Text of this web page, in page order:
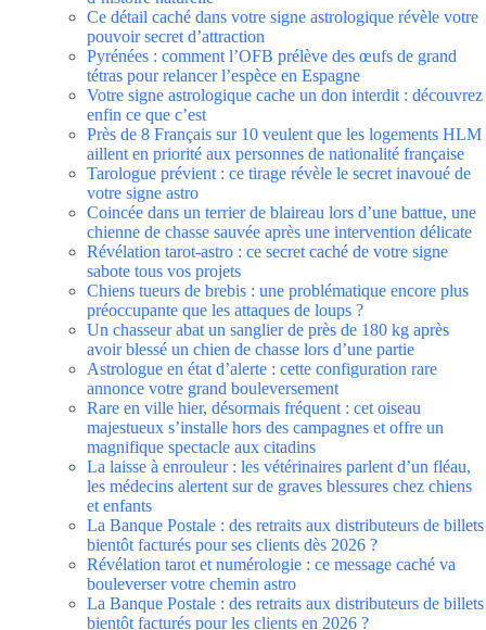
Ce détail caché dans votre signe astrologique révèle votre
pouvoir secret d’attraction
Pyrénées : comment l’OFB prélève des œufs de grand
tétras pour relancer l’espèce en Espagne
Votre signe astrologique cache un don interdit : découvrez
enfin ce que c’est
Près de 8 Français sur 10 veulent que les logements HLM
aillent en priorité aux personnes de nationalité française
Tarologue prévient : ce tirage révèle le secret inavoué de
votre signe astro
Coincée dans un terrier de blaireau lors d’une battue, une
chienne de chasse sauvée après une intervention délicate
Révélation tarot-astro : ce secret caché de votre signe
sabote tous vos projets
Chiens tueurs de brebis : une problématique encore plus
préoccupante que les attaques de loups ?
Un chasseur abat un sanglier de près de 180 kg après
avoir blessé un chien de chasse lors d’une partie
Astrologue en état d’alerte : cette configuration rare
annonce votre grand bouleversement
Rare en ville hier, désormais fréquent : cet oiseau
majestueux s’installe hors des campagnes et offre un
magnifique spectacle aux citadins
La laisse à enrouleur : les vétérinaires parlent d’un fléau,
les médecins alertent sur de graves blessures chez chiens
et enfants
La Banque Postale : des retraits aux distributeurs de billets
bientôt facturés pour ses clients dès 2026 ?
Révélation tarot et numérologie : ce message caché va
bouleverser votre chemin astro
La Banque Postale : des retraits aux distributeurs de billets
bientôt facturés pour les clients en 2026 ?